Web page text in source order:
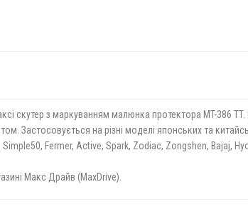
скутер з маркуванням малюнка протектора MT-386
Застосовується на різні моделі японських та
Fermer, Active, Spark, Zodiac, Zongshen, Bajaj,
Макс Драйв (MaxDrive).